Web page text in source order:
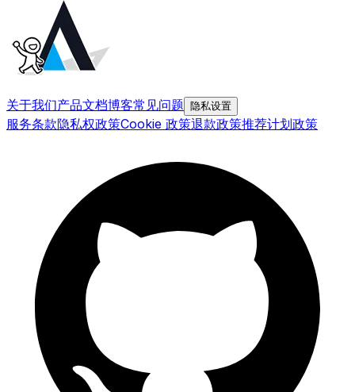
关于我们产品文档博客常见问题 隐私设置
服务条款隐私权政策Cookie 政策退款政策推荐计划政策